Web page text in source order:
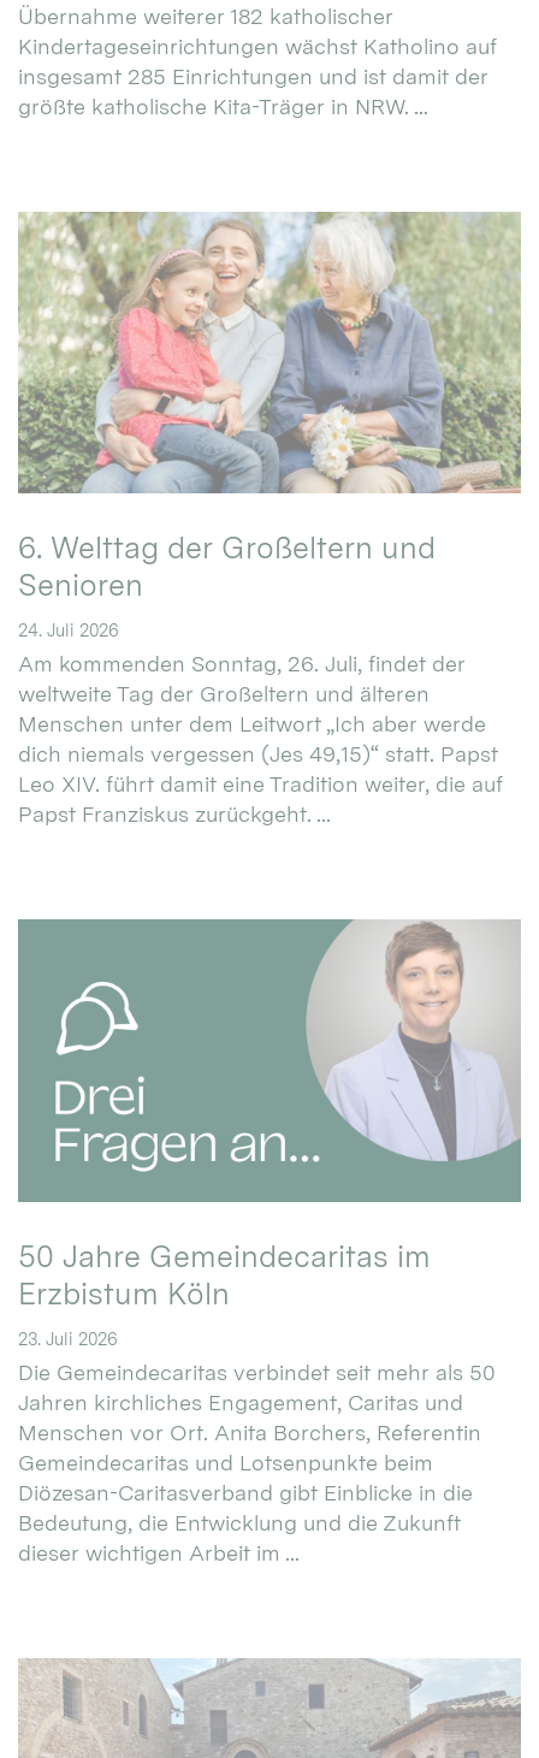
Übernahme weiterer 182 katholischer
Kindertageseinrichtungen wächst Katholino auf
insgesamt 285 Einrichtungen und ist damit der
größte katholische Kita-Träger in NRW. ...
6. Welttag der Großeltern und
Senioren
24. Juli 2026
Am kommenden Sonntag, 26. Juli, findet der
weltweite Tag der Großeltern und älteren
Menschen unter dem Leitwort „Ich aber werde
dich niemals vergessen (Jes 49,15)“ statt. Papst
Leo XIV. führt damit eine Tradition weiter, die auf
Papst Franziskus zurückgeht. ...
50 Jahre Gemeindecaritas im
Erzbistum Köln
23. Juli 2026
Die Gemeindecaritas verbindet seit mehr als 50
Jahren kirchliches Engagement, Caritas und
Menschen vor Ort. Anita Borchers, Referentin
Gemeindecaritas und Lotsenpunkte beim
Diözesan-Caritasverband gibt Einblicke in die
Bedeutung, die Entwicklung und die Zukunft
dieser wichtigen Arbeit im ...